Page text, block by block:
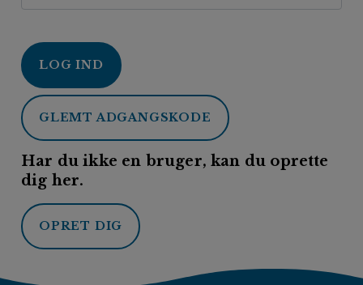
LOG IND
GLEMT ADGANGSKODE
Har du ikke en bruger, kan du oprette
dig her.
OPRET DIG